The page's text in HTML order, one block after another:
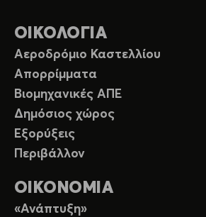
ΟΙΚΟΛΟΓΙΑ
Αεροδρόμιο Καστελλίου
Απορρίμματα
Βιομηχανικές ΑΠΕ
Δημόσιος χώρος
Εξορύξεις
Περιβάλλον
ΟΙΚΟΝΟΜΙΑ
«Ανάπτυξη»